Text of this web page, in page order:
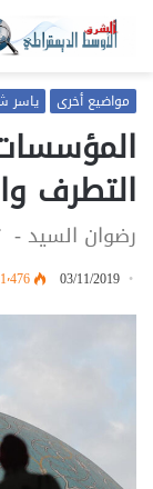
مواضيع أخرى ياسر
التطرف
رضوان السيد
03/11/2019 1٬476